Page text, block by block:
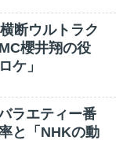
断ウルトラク
櫻井翔の役
ケ」
ラエティー番
と「NHKの動